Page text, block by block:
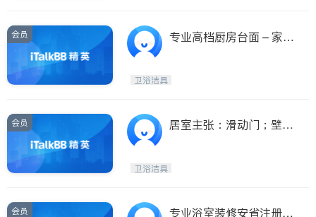
Oshawa
Niagara Falls
Pickering
Concord
Port Perry
King
会员
专业高档厨房台面 – 家意
卫浴洁具
会员
居室主张：滑动门；壁
卫浴洁具
会员
专业浴室装修安省注册有